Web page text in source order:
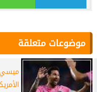
موضوعات متعلقة
ميسي